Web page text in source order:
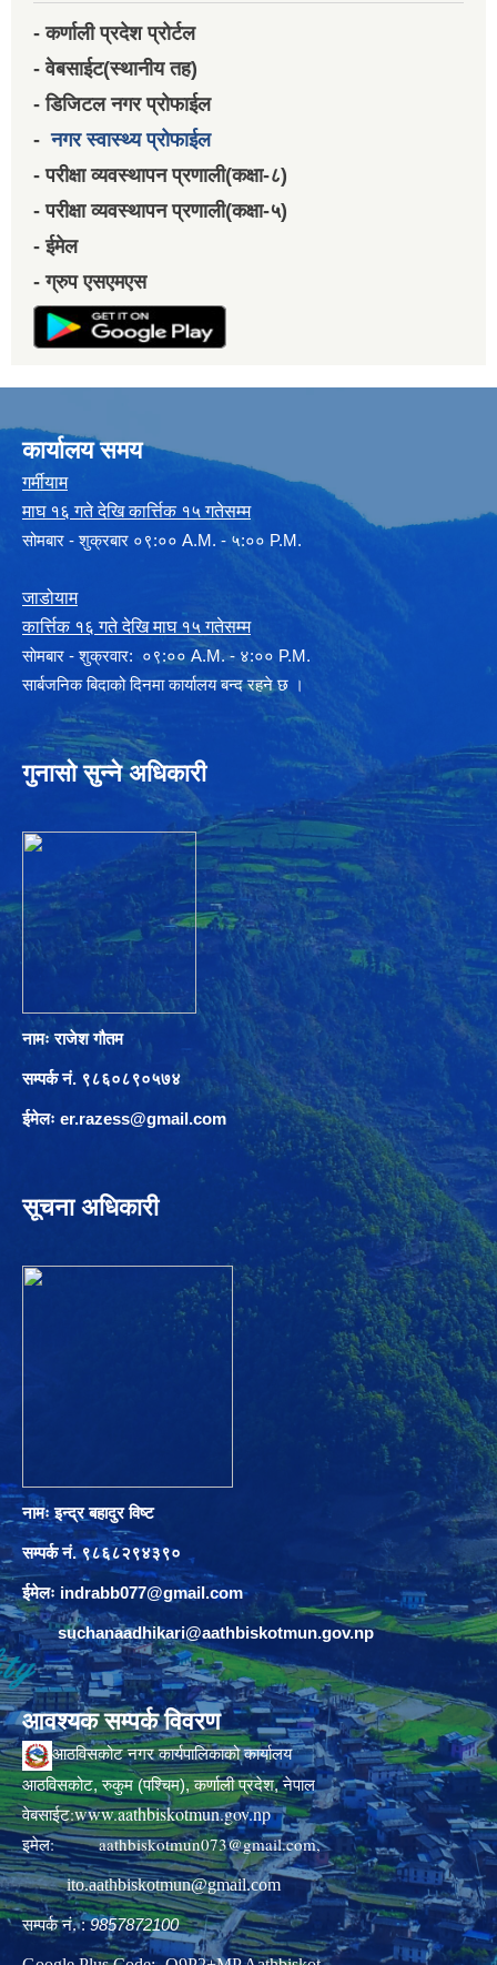
- कर्णाली प्रदेश प्रोर्टल
- वेबसाईट(स्थानीय तह)
- डिजिटल नगर प्रोफाईल
-नगर स्वास्थ्य प्रोफाईल
- परीक्षा व्यवस्थापन प्रणाली(कक्षा-८)
- परीक्षा व्यवस्थापन प्रणाली(कक्षा-५)
- ईमेल
- ग्रुप एसएमएस
कार्यालय समय
गर्मीयाम
माघ १६ गते देखि कार्त्तिक १५ गतेसम्म
सोमबार - शुक्रबार ०९:०० A.M. - ५:०० P.M.
जाडोयाम
कार्त्तिक १६ गते देखि माघ १५ गतेसम्म
साेमबार - शुक्रवार: ०९:०० A.M. - ४:०० P.M.
सार्बजनिक बिदाको दिनमा कार्यालय बन्द रहने छ ।
गुनासो सुन्ने अधिकारी
नामः राजेश गौतम
सम्पर्क नं. ९८६०८९०५७४
ईमेलः er.razess@gmail.com
सूचना अधिकारी
नामः इन्द्र बहादुर विष्ट
सम्पर्क नं. ९८६८२९४३९०
ईमेलः indrabb077@gmail.com
suchanaadhikari@aathbiskotmun.gov.np
आवश्यक सम्पर्क विवरण
आठविसकोट नगर कार्यपालिकाको कार्यालय
आठविसकोट, रुकुम (पश्चिम), कर्णाली प्रदेश, नेपाल
वेबसाईट:www.aathbiskotmun.gov.np
इमेल:aathbiskotmun073@gmail.com,
ito.aathbiskotmun@gmail.com
सम्पर्क नं. :9857872100